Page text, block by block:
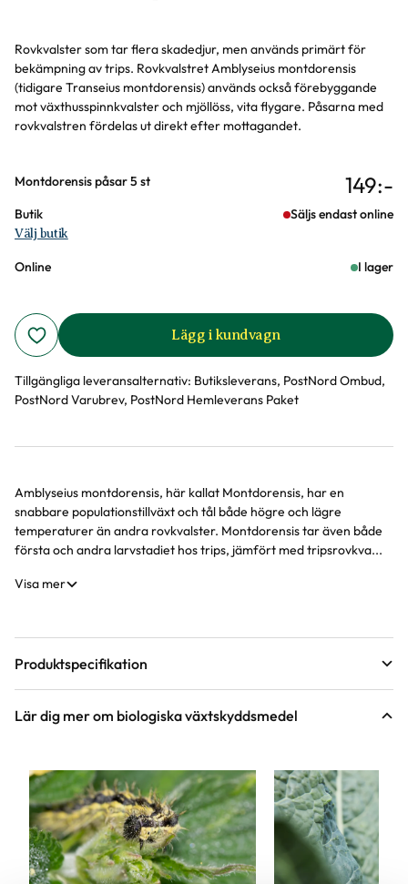
Rovkvalster som tar flera skadedjur, men används primärt för
bekämpning av trips. Rovkvalstret Amblyseius montdorensis
(tidigare Transeius montdorensis) används också förebyggande
mot växthusspinnkvalster och mjöllöss, vita flygare. Påsarna med
rovkvalstren fördelas ut direkt efter mottagandet.
Varianter
Montdorensis påsar 5 st 149:-
Butik Säljs endast online
Välj butik
Online I lager
Lägg i kundvagn
Tillgängliga leveransalternativ: Butiksleverans, PostNord Ombud,
PostNord Varubrev, PostNord Hemleverans Paket
Produktinformation
Amblyseius montdorensis, här kallat Montdorensis, har en
snabbare populationstillväxt och tål både högre och lägre
temperaturer än andra rovkvalster. Montdorensis tar även både
första och andra larvstadiet hos trips, jämfört med tripsrovkva...
Visa mer
Produktspecifikation
Förpackningsantal 5 st i förpackningen
Är artikeln ett registrerat bekämpningsmedel? Nej
Art nr 104394
Lär dig mer om biologiska växtskyddsmedel